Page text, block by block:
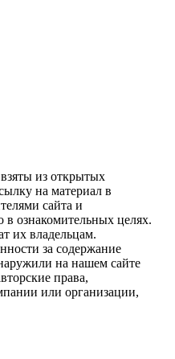
из открытых
на материал в
сайта и
в ознакомительных целях.
их владельцам.
за содержание
на нашем сайте
права,
или организации,